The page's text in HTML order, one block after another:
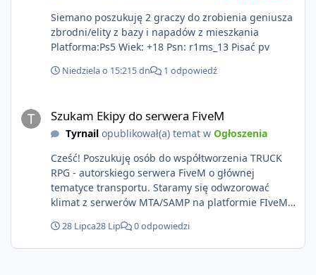
Siemano poszukuję 2 graczy do zrobienia geniusza
zbrodni/elity z bazy i napadów z mieszkania
Platforma:Ps5 Wiek: +18 Psn: r1ms_13 Pisać pv
Niedziela o 15:215 dn 1 odpowiedź
Szukam Ekipy do serwera FiveM
Tyrnailopublikował(a) temat w Ogłoszenia
Cześć! Poszukuję osób do współtworzenia TRUCK
RPG - autorskiego serwera FiveM o głównej
tematyce transportu. Staramy się odwzorować
klimat z serwerów MTA/SAMP na platformie FIveM.
którzy chcą robić coś innego niż jeździć ciężarówką.
Projekt tworzony jest od podstaw z naciskiem na
28 Lipca28 Lip 0 odpowiedzi